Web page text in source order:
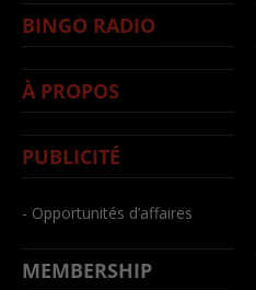
BINGO RADIO
À PROPOS
PUBLICITÉ
- Opportunités d’affaires
MEMBERSHIP